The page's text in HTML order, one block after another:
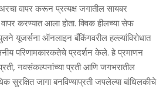
वापर करून प्रत्यक्ष जगातील सायबर
करण्यात आला होता. क्विक हीलच्या सेफ
यूजर्सना ऑनलाइन बँकिंगवरील हल्ल्यांविरोधात
परिणामकारकतेचे प्रदर्शन केले. हे प्रमाणन
नवसंकल्पनांच्या प्रती आणि जगभरातील
सुरक्षित जागा बनविण्याप्रती जपलेल्या बांधिलकीचे